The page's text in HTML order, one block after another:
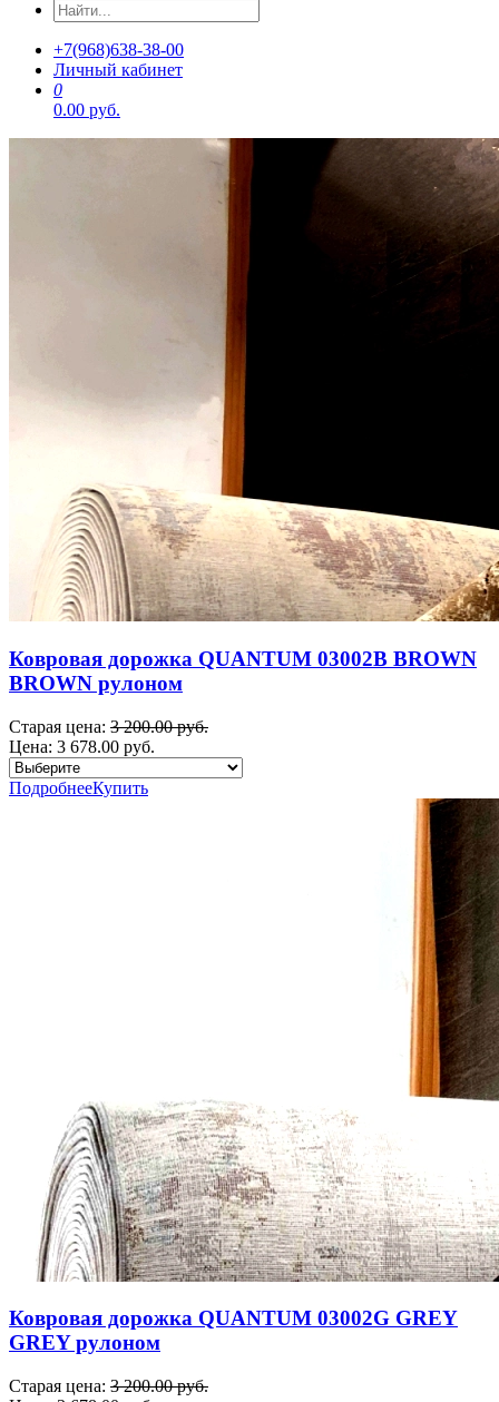
+7(968)638-38-00
Личный кабинет
0
0.00 руб.
Ковровая дорожка QUANTUM 03002B BROWN
BROWN рулоном
Старая цена: 3 200.00 руб.
Цена: 3 678.00 руб.
ПодробнееКупить
Ковровая дорожка QUANTUM 03002G GREY
GREY рулоном
Старая цена: 3 200.00 руб.